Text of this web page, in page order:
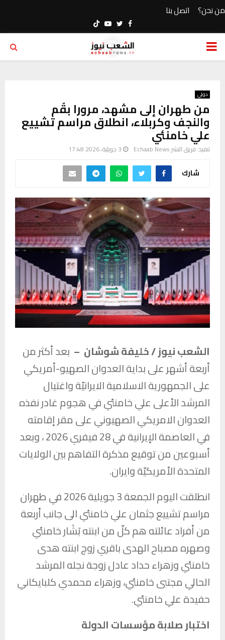
من نحن؟ اتصل بنا
Facebook
Twitter
Youtube
PRIMARY
دولي
من طهران إلى مشهد، مرورا بقُم
والنجف وكربلاء، انطلاق مراسم تشييع
علي خامنئي
تنفيذ: فريق النشر Echaab News 3 جويلية، 2026 17:48
شارك
الشعب نيوز / خليفة شوشان – بعد أكثر من
أربعة أشهر على بداية العدوان الصهيو-أمريكي
على الجمهورية الاسلامية الايرانيّة واغتيال
المرشد الأعلى علي خامنئي في هجوم غادر نفذه
العدوان الامريكي الصهيوني على مقر إقامته
في العاصمة الإيرانية في 28 فيفري 2026 ، وبعد
أسبوعين من توقيع مذكرة التفاهم بين الولايات
المتحدة الأمريكيّة وايران.
انطلقت اليوم الجمعة 3 جويلية 2026 في طهران
مراسم تشييع جثمان علي خامنئي الى جانب أربعة
من أفراد عائلته هم كلّ من ابنته بَشَار خامنئي
وصهره مصباح الهدى باقري زوج ابنته هدى
خامنئي وزهراء حداد عادل زوجة نجله المرشد
الحالي مجتبى خامنئي، وزهراء محمدي كلبايكاني
حفيدة علي خامنئي.
اختبار صلابة مؤسسات الدولة